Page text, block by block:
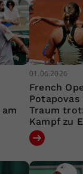
01.06.2026
French
Potapovas
Traum
Kampf zu